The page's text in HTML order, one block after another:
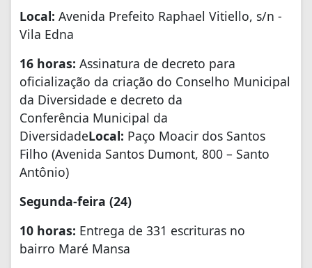
Local: Avenida Prefeito Raphael Vitiello, s/n -
Vila Edna
16 horas: Assinatura de decreto para
oficialização da criação do Conselho Municipal
da Diversidade e decreto da
Conferência Municipal da
DiversidadeLocal: Paço Moacir dos Santos
Filho (Avenida Santos Dumont, 800 – Santo
Antônio)
Segunda-feira (24)
10 horas: Entrega de 331 escrituras no
bairro Maré Mansa